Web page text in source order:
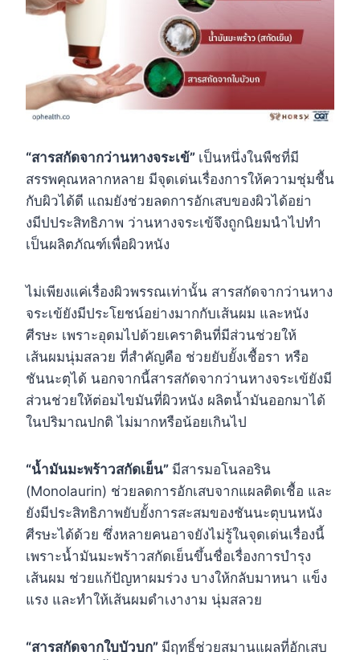
“สารสกัดจากว่านหางจระเข้” เป็นหนึ่งในพืชที่มี
สรรพคุณหลากหลาย มีจุดเด่นเรื่องการให้ความชุ่มชื้น
กับผิวได้ดี แถมยังช่วยลดการอักเสบของผิวได้อย่า
งมีปประสิทธิภาพ ว่านหางจระเข้จึงถูกนิยมนำไปทำ
เป็นผลิตภัณฑ์เพื่อผิวหนัง
ไม่เพียงแค่เรื่องผิวพรรณเท่านั้น สารสกัดจากว่านหาง
จระเข้ยังมีประโยชน์อย่างมากกับเส้นผม และหนัง
ศีรษะ เพราะอุดมไปด้วยเคราตินที่มีส่วนช่วยให้
เส้นผมนุ่มสลวย ที่สำคัญคือ ช่วยยับยั้งเชื้อรา หรือ
ชันนะตุได้ นอกจากนี้สารสกัดจากว่านหางจระเข้ยังมี
ส่วนช่วยให้ต่อมไขมันที่ผิวหนัง ผลิตน้ำมันออกมาได้
ในปริมาณปกติ ไม่มากหรือน้อยเกินไป
“น้ำมันมะพร้าวสกัดเย็น” มีสารมอโนลอริน
(Monolaurin) ช่วยลดการอักเสบจากแผลติดเชื้อ และ
ยังมีประสิทธิภาพยับยั้งการสะสมของชันนะตุบนหนัง
ศีรษะได้ด้วย ซึ่งหลายคนอาจยังไม่รู้ในจุดเด่นเรื่องนี้
เพราะน้ำมันมะพร้าวสกัดเย็นขึ้นชื่อเรื่องการบำรุง
เส้นผม ช่วยแก้ปัญหาผมร่วง บางให้กลับมาหนา แข็ง
แรง และทำให้เส้นผมดำเงางาม นุ่มสลวย
“สารสกัดจากใบบัวบก” มีฤทธิ์ช่วยสมานแผลที่อักเสบ